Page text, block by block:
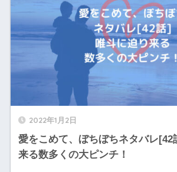
2022年1月2日
愛をこめて、ぼちぼちネタバレ[42
来る数多くの大ピンチ！